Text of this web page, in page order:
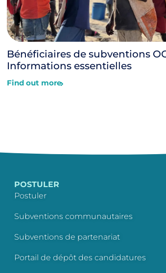
Bénéficiaires de subventions
Informations essentielles
Find out more
POSTULER
Postuler
Subventions communautaires
Subventions de partenariat
Portail de dépôt des candidatures